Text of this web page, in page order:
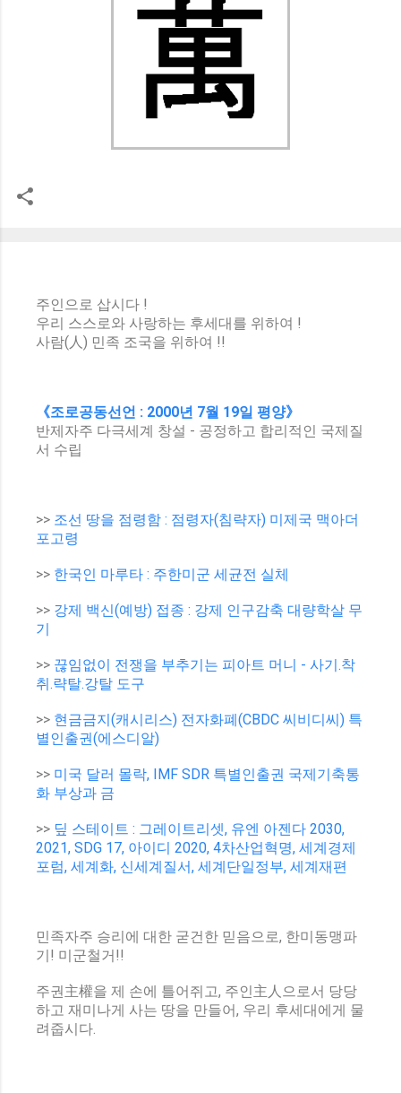
주인으로 삽시다 !
우리 스스로와 사랑하는 후세대를 위하여 !
사람(人) 민족 조국을 위하여 !!
《조로공동선언 : 2000년 7월 19일 평양》
반제자주 다극세계 창설 - 공정하고 합리적인 국제질
서 수립
>> 조선 땅을 점령함 : 점령자(침략자) 미제국 맥아더
포고령
>> 한국인 마루타 : 주한미군 세균전 실체
>> 강제 백신(예방) 접종 : 강제 인구감축 대량학살 무
기
>> 끊임없이 전쟁을 부추기는 피아트 머니 - 사기.착
취.략탈.강탈 도구
>> 현금금지(캐시리스) 전자화폐(CBDC 씨비디씨) 특
별인출권(에스디알)
>> 미국 달러 몰락, IMF SDR 특별인출권 국제기축통
화 부상과 금
>> 딮 스테이트 : 그레이트리셋, 유엔 아젠다 2030,
2021, SDG 17, 아이디 2020, 4차산업혁명, 세계경제
포럼, 세계화, 신세계질서, 세계단일정부, 세계재편
민족자주 승리에 대한 굳건한 믿음으로, 한미동맹파
기! 미군철거!!
주권主權을 제 손에 틀어쥐고, 주인主人으로서 당당
하고 재미나게 사는 땅을 만들어, 우리 후세대에게 물
려줍시다.